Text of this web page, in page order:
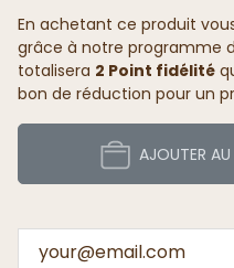
En achetant ce produit
grâce à notre programme
totalisera 2 Point fidélité
bon de réduction pour un
AJOUTER AU